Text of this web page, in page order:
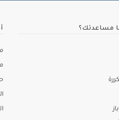
مساعدتك؟